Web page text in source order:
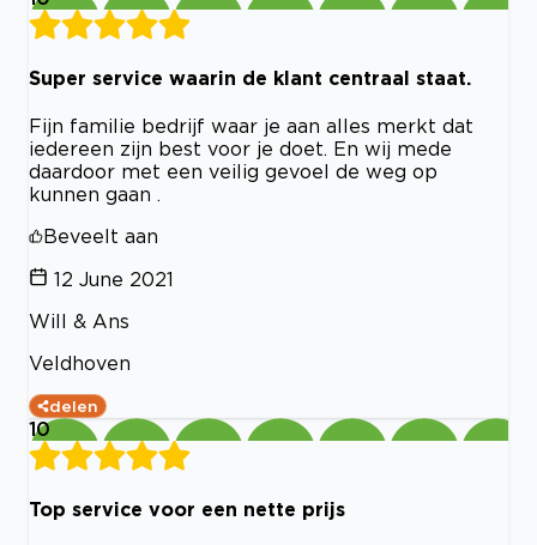
Super service waarin de klant centraal staat.
Fijn familie bedrijf waar je aan alles merkt dat
iedereen zijn best voor je doet. En wij mede
daardoor met een veilig gevoel de weg op
kunnen gaan .
Beveelt aan
12 June 2021
Will & Ans
Veldhoven
delen
10
Top service voor een nette prijs